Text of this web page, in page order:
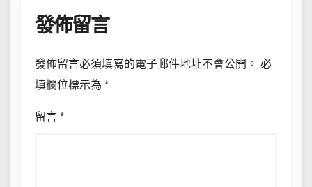
發佈留言
發佈留言必須填寫的電子郵件地址不會公開。 必
填欄位標示為 *
留言 *